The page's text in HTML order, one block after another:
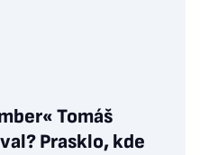
Tomáš
Prasklo, kde